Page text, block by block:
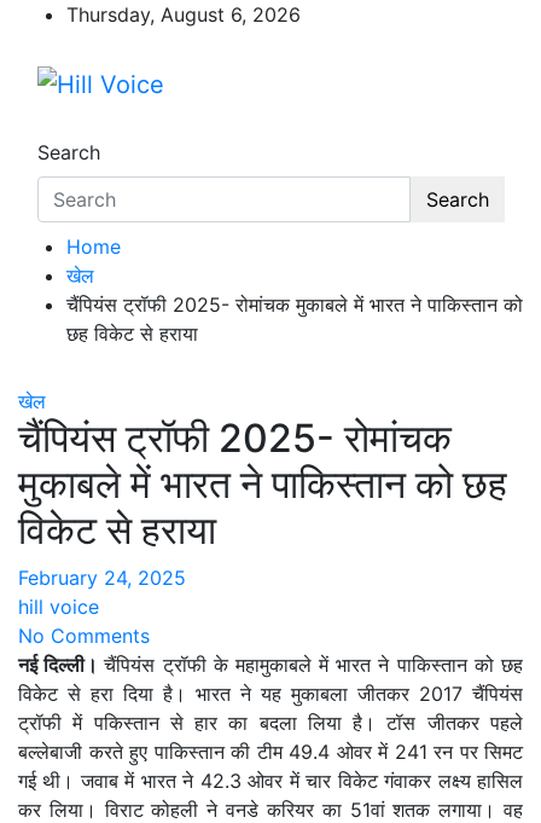
content
Thursday, August 6, 2026
Search
Search
Home
खेल
चैंपियंस ट्रॉफी 2025- रोमांचक मुकाबले में भारत ने पाकिस्तान को
छह विकेट से हराया
खेल
चैंपियंस ट्रॉफी 2025- रोमांचक
मुकाबले में भारत ने पाकिस्तान को छह
विकेट से हराया
February 24, 2025
hill voice
No Comments
नई दिल्ली।चैंपियंस ट्रॉफी के महामुकाबले में भारत ने पाकिस्तान को छह
विकेट से हरा दिया है। भारत ने यह मुकाबला जीतकर 2017 चैंपियंस
ट्रॉफी में पकिस्तान से हार का बदला लिया है। टॉस जीतकर पहले
बल्लेबाजी करते हुए पाकिस्तान की टीम 49.4 ओवर में 241 रन पर सिमट
गई थी। जवाब में भारत ने 42.3 ओवर में चार विकेट गंवाकर लक्ष्य हासिल
कर लिया। विराट कोहली ने वनडे करियर का 51वां शतक लगाया। वह